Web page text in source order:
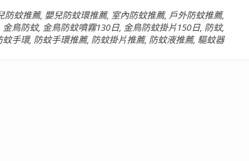
防蚊推薦, 嬰兒防蚊環推薦, 室內防蚊推薦, 戶外防蚊推薦,
金鳥防蚊, 金鳥防蚊噴霧130日, 金鳥防蚊掛片150日, 防蚊,
蚊手環, 防蚊手環推薦, 防蚊掛片推薦, 防蚊液推薦, 驅蚊器